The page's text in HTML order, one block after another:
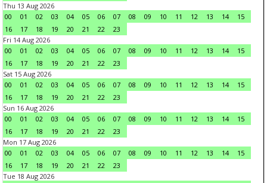
Thu 13 Aug 2026
00
01 02 03 04 05 06 07 08 09 10 11 12 13 14
15
16
17 18 19 20 21 22
23
Fri 14 Aug 2026
00
01 02 03 04 05 06 07 08 09 10 11 12 13 14
15
16
17 18 19 20 21 22
23
Sat 15 Aug 2026
00
01 02 03 04 05 06 07 08 09 10 11 12 13 14
15
16
17 18 19 20 21 22
23
Sun 16 Aug 2026
00
01 02 03 04 05 06 07 08 09 10 11 12 13 14
15
16
17 18 19 20 21 22
23
Mon 17 Aug 2026
00
01 02 03 04 05 06 07 08 09 10 11 12 13 14
15
16
17 18 19 20 21 22
23
Tue 18 Aug 2026